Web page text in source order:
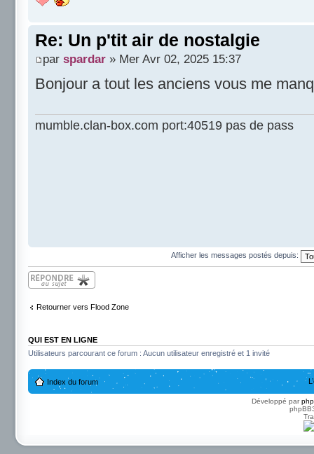
Re: Un p'tit air de nostalgie
par spardar » Mer Avr 02, 2025 15:37
Bonjour a tout les anciens vous me
mumble.clan-box.com port:40519 pas de pass
Afficher les messages postés depuis:
Répondre
Retourner vers Flood Zone
QUI EST EN LIGNE
Utilisateurs parcourant ce forum : Aucun utilisateur enregistré et 1 invité
Index du forum
Développé par